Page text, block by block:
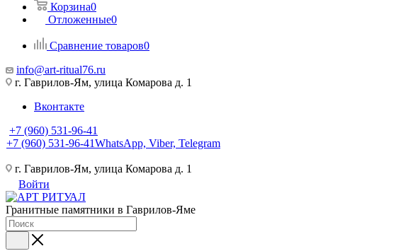
Корзина0
Отложенные0
Сравнение товаров0
info@art-ritual76.ru
г. Гаврилов-Ям, улица Комарова д. 1
Вконтакте
+7 (960) 531-96-41
+7 (960) 531-96-41WhatsApp, Viber, Telegram
г. Гаврилов-Ям, улица Комарова д. 1
Войти
Гранитные памятники в Гаврилов-Яме